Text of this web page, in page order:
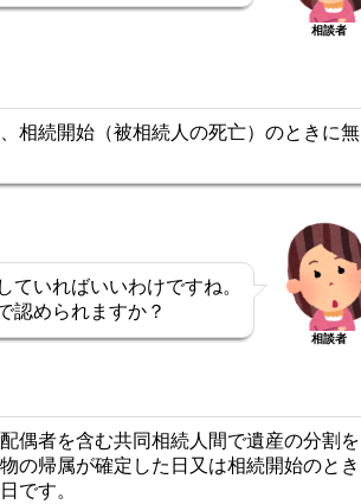
相談者
相続開始（被相続人の死亡）のときに無
ていればいいわけですね。
認められますか？
相談者
偶者を含む共同相続人間で遺産の分割を
の帰属が確定した日又は相続開始のとき
です。